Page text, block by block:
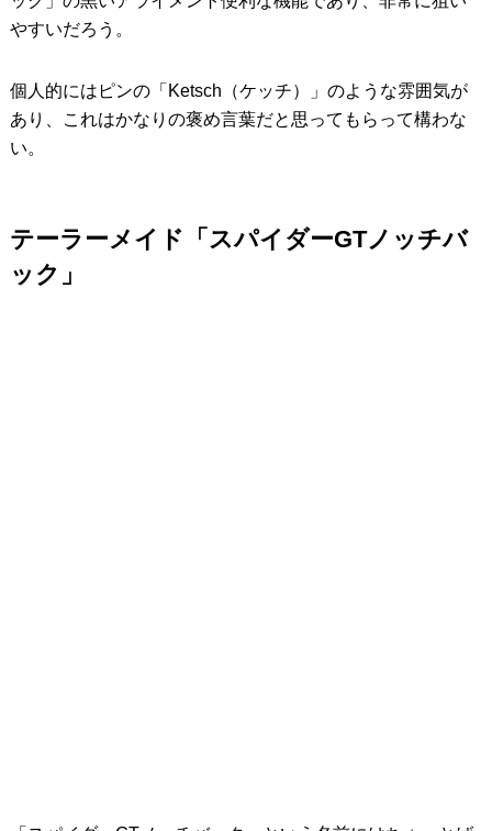
やすいだろう。
個人的にはピンの「Ketsch（ケッチ）」のような雰囲気が
あり、これはかなりの褒め言葉だと思ってもらって構わな
い。
テーラーメイド「スパイダーGTノッチバ
ック」